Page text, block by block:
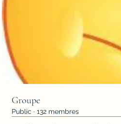
Groupe
Public · 132 membres